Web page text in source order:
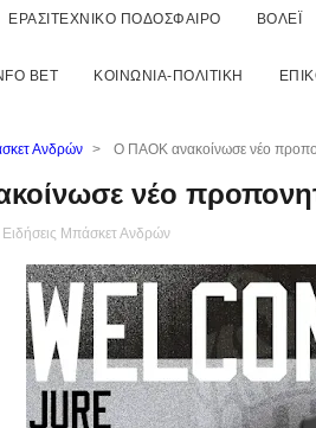
ΕΡΑΣΙΤΕΧΝΙΚΟ ΠΟΔΟΣΦΑΙΡΟ ΒΟΛΕΪ
BET ΚΟΙΝΩΝΙΑ-ΠΟΛΙΤΙΚΗ
Ανδρών > Ο ΠΑΟΚ ανακοίνωσε νέο
νέο
Ειδήσεις Μπάσκετ Ανδρών